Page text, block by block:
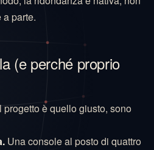
a parte.
(e perché proprio
è quello giusto, sono
Una console al posto di quattro